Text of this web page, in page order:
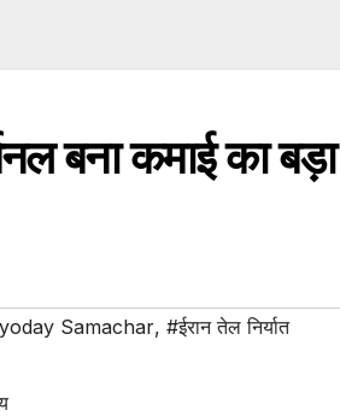
बना कमाई का बड़ा
Samachar, #ईरान तेल निर्यात